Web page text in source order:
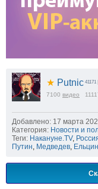
★ Putnic 41171
7100 видео
Добавлено: 17 марта
Категория: Новости и
Теги: Накануне.TV,
Путин, Медведев, Ельцин